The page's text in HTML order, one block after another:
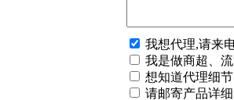
我想代理,请来
我是做商超、流
想知道代理细
请邮寄产品详细